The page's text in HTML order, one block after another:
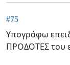
#75
Υπογράφω
ΠΡΟΔΟΤΕΣ του